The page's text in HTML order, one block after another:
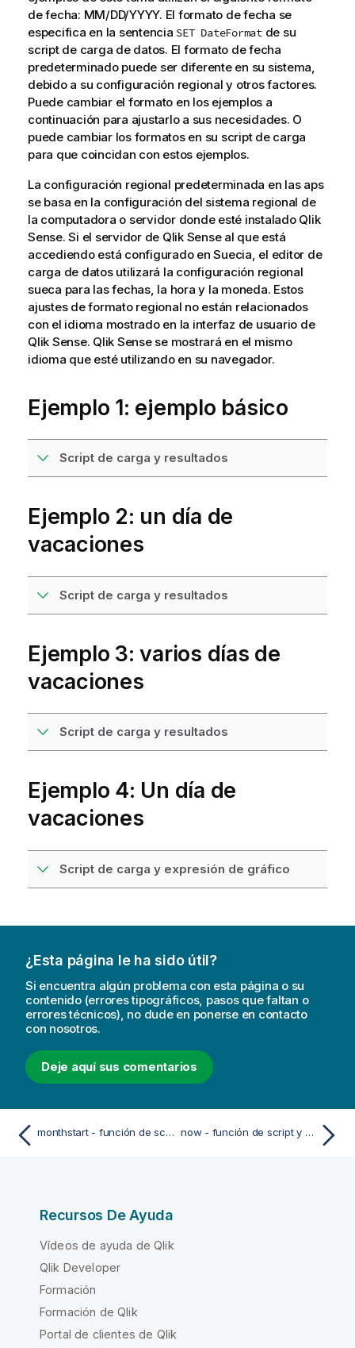
de fecha: MM/DD/YYYY. El formato de fecha se
especifica en la sentencia SET DateFormatde su
script de carga de datos. El formato de fecha
predeterminado puede ser diferente en su sistema,
debido a su configuración regional y otros factores.
Puede cambiar el formato en los ejemplos a
continuación para ajustarlo a sus necesidades. O
puede cambiar los formatos en su script de carga
para que coincidan con estos ejemplos.
La configuración regional predeterminada en las aps
se basa en la configuración del sistema regional de
la computadora o servidor donde esté instalado Qlik
Sense. Si el servidor de Qlik Senseal que está
accediendo está configurado en Suecia, el editor de
carga de datos utilizará la configuración regional
sueca para las fechas, la hora y la moneda. Estos
ajustes de formato regional no están relacionados
con el idioma mostrado en la interfaz de usuario de
Qlik Sense. Qlik Sensese mostrará en el mismo
idioma que esté utilizando en su navegador.
Ejemplo 1: ejemplo básico
Script de carga y resultados
Ejemplo 2: un día de
vacaciones
Script de carga y resultados
Ejemplo 3: varios días de
vacaciones
Script de carga y resultados
Ejemplo 4: Un día de
vacaciones
Script de carga y expresión de gráfico
¿Esta página le ha sido útil?
Si encuentra algún problema con esta página o su
contenido (errores tipográficos, pasos que faltan o
errores técnicos), no dude en ponerse en contacto
con nosotros.
Deje aquí sus comentarios
monthstart - función de script y de gráfico now - función de script y de gráfico
Recursos De Ayuda
Vídeos de ayuda de Qlik
Qlik Developer
Formación
Formación de Qlik
Portal de clientes de Qlik